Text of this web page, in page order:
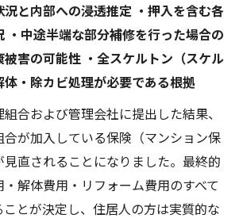
と内部への浸透推定 ・押入を含む各
・中途半端な部分補修を行った場合の
害の可能性 ・全スケルトン（スケル
体・除カビ処理が必要である根拠
合および管理会社に提出した結果、
が加入している保険（マンション保
直されることになりました。最終的
解体費用・リフォーム費用のすべて
とが決定し、住居人の方は実質的な